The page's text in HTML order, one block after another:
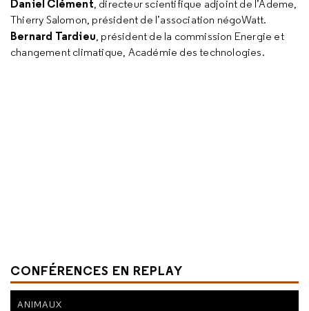
Daniel Clément, directeur scientifique adjoint de l’Ademe,
Thierry Salomon, président de l’association négoWatt.
Bernard Tardieu, président de la commission Energie et
changement climatique, Académie des technologies.
CONFÉRENCES EN REPLAY
ANIMAUX